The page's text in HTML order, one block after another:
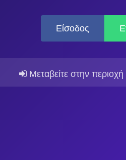
Είσοδος
Μεταβείτε στην